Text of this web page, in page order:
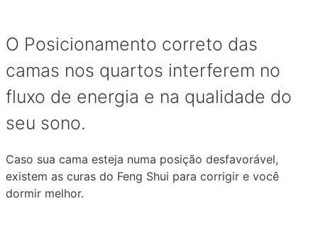
O Posicionamento correto das
camas nos quartos interferem no
fluxo de energia e na qualidade do
seu sono.
Caso sua cama esteja numa posição desfavorável,
existem as curas do Feng Shui para corrigir e você
dormir melhor.